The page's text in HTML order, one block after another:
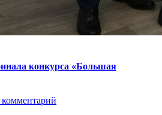
конкурса «Большая